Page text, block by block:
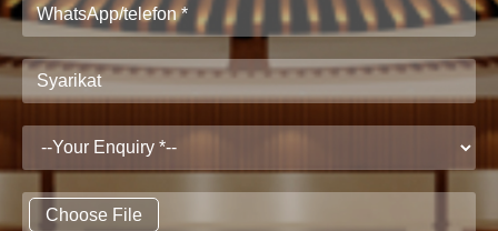
Choose File